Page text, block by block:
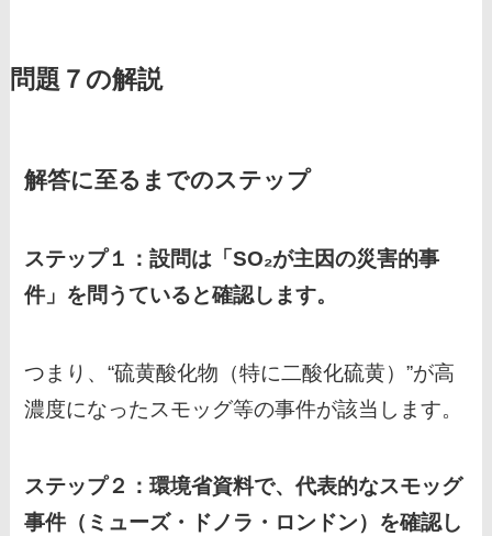
問題７の解説
解答に至るまでのステップ
ステップ１：設問は「SO₂が主因の災害的事
件」を問うていると確認します。
つまり、“硫黄酸化物（特に二酸化硫黄）”が高
濃度になったスモッグ等の事件が該当します。
ステップ２：環境省資料で、代表的なスモッグ
事件（ミューズ・ドノラ・ロンドン）を確認し